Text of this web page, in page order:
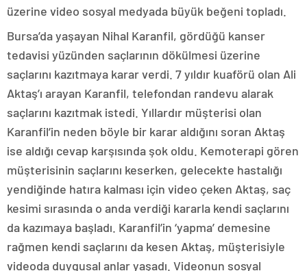
üzerine video sosyal medyada büyük beğeni topladı.
Bursa’da yaşayan Nihal Karanfil, gördüğü kanser
tedavisi yüzünden saçlarının dökülmesi üzerine
saçlarını kazıtmaya karar verdi. 7 yıldır kuaförü olan Ali
Aktaş’ı arayan Karanfil, telefondan randevu alarak
saçlarını kazıtmak istedi. Yıllardır müşterisi olan
Karanfil’in neden böyle bir karar aldığını soran Aktaş
ise aldığı cevap karşısında şok oldu. Kemoterapi gören
müşterisinin saçlarını keserken, gelecekte hastalığı
yendiğinde hatıra kalması için video çeken Aktaş, saç
kesimi sırasında o anda verdiği kararla kendi saçlarını
da kazımaya başladı. Karanfil’in ‘yapma’ demesine
rağmen kendi saçlarını da kesen Aktaş, müşterisiyle
videoda duygusal anlar yaşadı. Videonun sosyal